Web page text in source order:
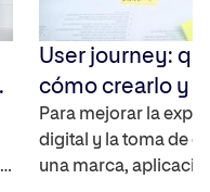
User journey:
cómo crearlo y
Para mejorar la
digital y la toma de
una marca,